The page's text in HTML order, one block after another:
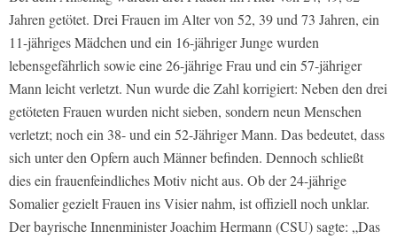
Jahren getötet. Drei Frauen im Alter von 52, 39 und 73 Jahren, ein
11-jähriges Mädchen und ein 16-jähriger Junge wurden
lebensgefährlich sowie eine 26-jährige Frau und ein 57-jähriger
Mann leicht verletzt. Nun wurde die Zahl korrigiert: Neben den drei
getöteten Frauen wurden nicht sieben, sondern neun Menschen
verletzt; noch ein 38- und ein 52-Jähriger Mann. Das bedeutet, dass
sich unter den Opfern auch Männer befinden. Dennoch schließt
dies ein frauenfeindliches Motiv nicht aus. Ob der 24-jährige
Somalier gezielt Frauen ins Visier nahm, ist offiziell noch unklar.
Der bayrische Innenminister Joachim Hermann (CSU) sagte: „Das